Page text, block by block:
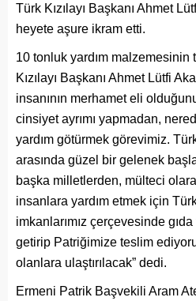
Türk Kızılayı Başkanı Ahmet
heyete aşure ikram etti.
10 tonluk yardım
Kızılayı Başkanı Ahmet Lütfi
insanının merhamet eli
cinsiyet ayrımı yapmadan,
yardım götürmek görevimiz.
arasında güzel bir gelenek
başka milletlerden, mülteci
insanlara yardım etmek için
imkanlarımız çerçevesinde
getirip Patriğimize teslim
olanlara ulaştırılacak” dedi.
Ermeni Patrik Başvekili Aram